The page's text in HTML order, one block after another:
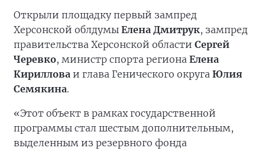
Открыли площадку первый зампред
Херсонской облдумы Елена Дмитрук, зампред
правительства Херсонской области Сергей
Черевко, министр спорта региона Елена
Кириллова и глава Генического округа Юлия
Семякина.
«Этот объект в рамках государственной
программы стал шестым дополнительным,
выделенным из резервного фонда